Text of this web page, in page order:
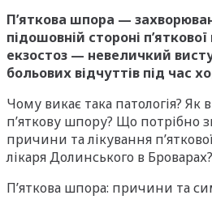
П’яткова шпора —
підошовній стороні
екзостоз — невеличкий
больових відчуттів під час
Чому викає така патологія? Як
п’яткову шпору? Що потрібно
причини та лікування
лікаря Долинського в Броварах?
П’яткова шпора: причини та